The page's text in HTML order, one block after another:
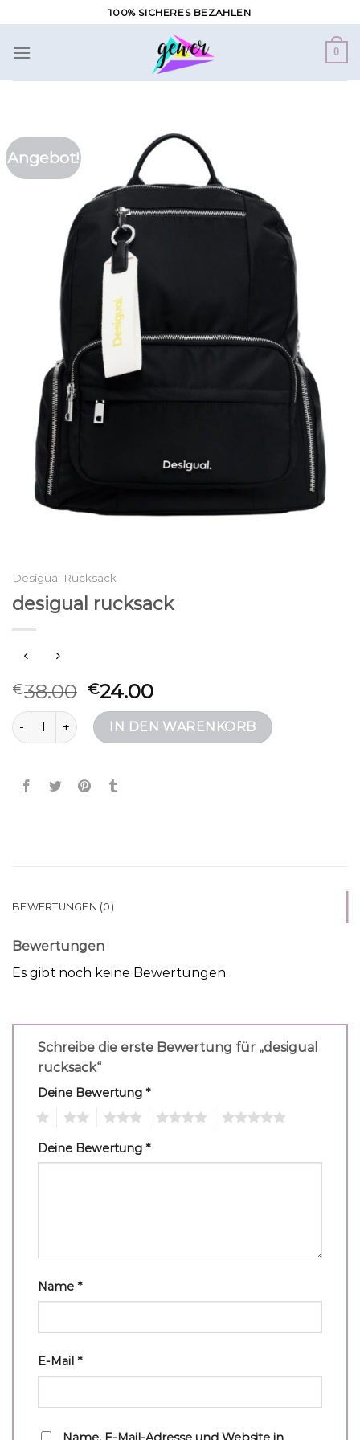
Inhalt
springen
100% SICHERES BEZAHLEN
0
Angebot!
Desigual Rucksack
desigual rucksack
€38.00 €24.00
desigual rucksack MengeIN DEN WARENKORB
BEWERTUNGEN (0)
Bewertungen
Es gibt noch keine Bewertungen.
Schreibe die erste Bewertung für „desigual
rucksack“
Deine Bewertung *
Deine Bewertung *
Name *
E-Mail *